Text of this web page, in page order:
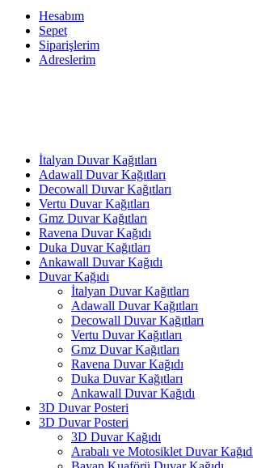
Hesabım
Sepet
Siparişlerim
Adreslerim
İtalyan Duvar Kağıtları
Adawall Duvar Kağıtları
Decowall Duvar Kağıtları
Vertu Duvar Kağıtları
Gmz Duvar Kağıtları
Ravena Duvar Kağıdı
Duka Duvar Kağıtları
Ankawall Duvar Kağıdı
Duvar Kağıdı
İtalyan Duvar Kağıtları
Adawall Duvar Kağıtları
Decowall Duvar Kağıtları
Vertu Duvar Kağıtları
Gmz Duvar Kağıtları
Ravena Duvar Kağıdı
Duka Duvar Kağıtları
Ankawall Duvar Kağıdı
3D Duvar Posteri
3D Duvar Posteri
3D Duvar Kağıdı
Arabalı ve Motosiklet Duvar